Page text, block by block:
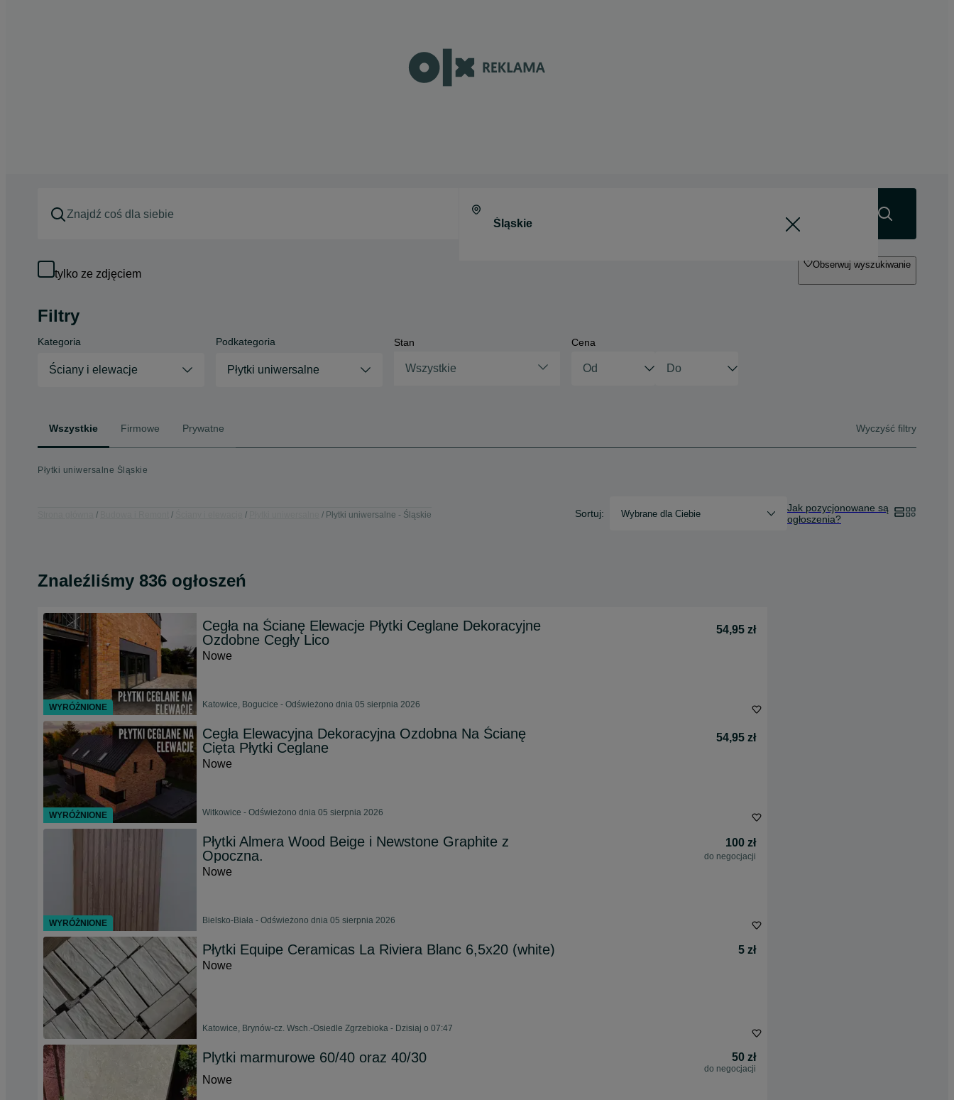
tylko ze zdjęciem
Obserwuj wyszukiwanie
Filtry
Kategoria
Ściany i elewacje
Podkategoria
Płytki uniwersalne
Stan
Wszystkie
Cena
Wszystkie Firmowe Prywatne Wyczyść filtry
Płytki uniwersalne Śląskie
Płytki uniwersalne - Śląskie Sortuj: Wybrane dla Ciebie
Jak pozycjonowane są
ogłoszenia?
Znaleźliśmy 836 ogłoszeń
Cegła na Ścianę Elewacje Płytki Ceglane Dekoracyjne
Ozdobne Cegły Lico
54,95 zł
Nowe
Katowice, Bogucice - Odświeżono dnia 05 sierpnia 2026
Cegła Elewacyjna Dekoracyjna Ozdobna Na Ścianę
Cięta Płytki Ceglane
54,95 zł
Nowe
Witkowice - Odświeżono dnia 05 sierpnia 2026
Płytki Almera Wood Beige i Newstone Graphite z
Opoczna.
100 zł
do negocjacji
Nowe
Bielsko-Biała - Odświeżono dnia 05 sierpnia 2026
Płytki Equipe Ceramicas La Riviera Blanc 6,5x20 (white)
5 zł
Nowe
Katowice, Brynów-cz. Wsch.-Osiedle Zgrzebioka - Dzisiaj o 07:47
Plytki marmurowe 60/40 oraz 40/30 50 zł
do negocjacji
Nowe
WYRÓŻNIONE
WYRÓŻNIONE
WYRÓŻNIONE